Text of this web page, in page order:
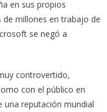
en sus propios
millones en trabajo de
se negó a
controvertido,
con el público en
una reputación mundial